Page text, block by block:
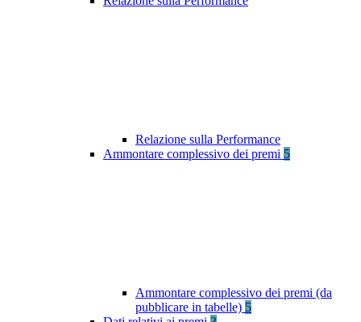
Relazione sulla Performance
Ammontare complessivo dei premi 5
Ammontare complessivo dei premi (da
pubblicare in tabelle) 5